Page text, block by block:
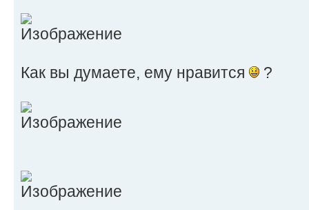
Как вы думаете, ему нравится ?